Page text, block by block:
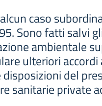
caso
Sono fatti salvi
ambientale
ulteriori
del
sanitarie private